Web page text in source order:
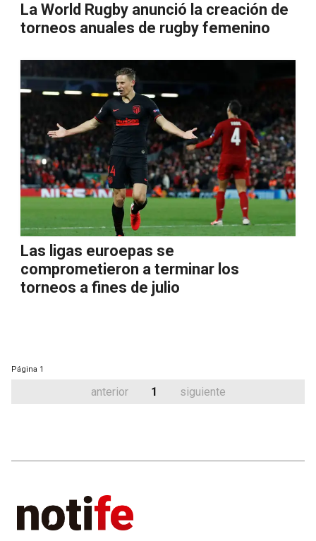
La World Rugby anunció la creación de
torneos anuales de rugby femenino
Las ligas euroepas se
comprometieron a terminar los
torneos a fines de julio
Página 1
anterior 1 siguiente